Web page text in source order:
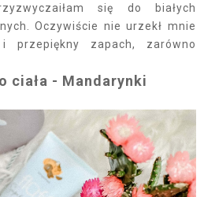
się do białych
Oczywiście nie urzekł mnie
zapach, zarówno
ciała - Mandarynki